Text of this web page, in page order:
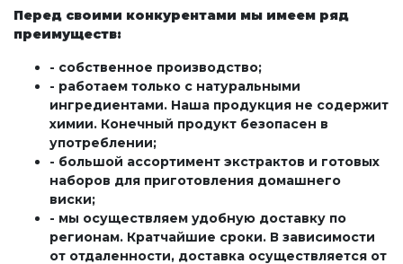
Перед своими конкурентами мы имеем ряд
преимуществ:
- собственное производство;
- работаем только с натуральными
ингредиентами. Наша продукция не содержит
химии. Конечный продукт безопасен в
употреблении;
- большой ассортимент экстрактов и готовых
наборов для приготовления домашнего
виски;
- мы осуществляем удобную доставку по
регионам. Кратчайшие сроки. В зависимости
от отдаленности, доставка осуществляется от